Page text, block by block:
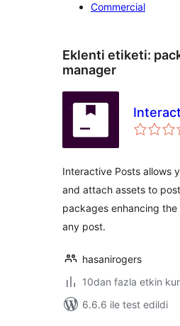
Commercial
Eklenti etiketi:
manager
Interactive Posts allows
and attach assets to
packages enhancing
any post.
hasanirogers
10dan fazla etkin
6.6.6 ile test edildi